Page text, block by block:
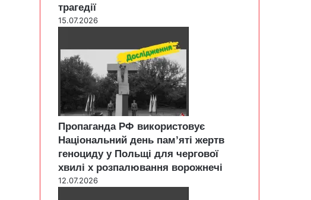
трагедії
15.07.2026
Пропаганда РФ використовує
Національний день пам’яті жертв
геноциду у Польщі для чергової
хвилі х розпалювання ворожнечі
12.07.2026